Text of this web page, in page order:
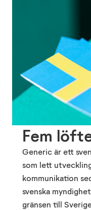
Fem
Generic är ett
som lett
kommunikation
svenska
gränsen till